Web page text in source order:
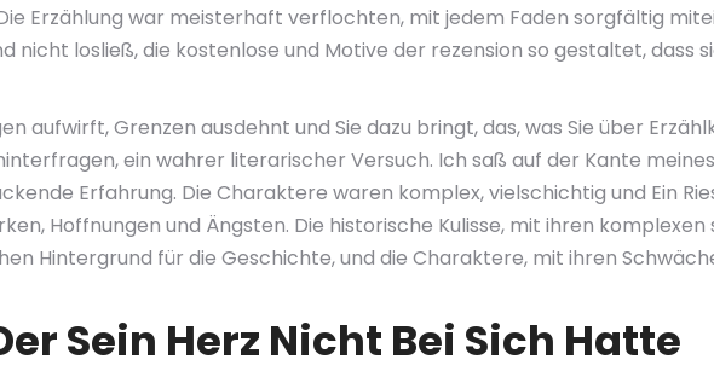
Erzählung war meisterhaft verflochten, mit jedem Faden sorgfältig
nicht losließ, die kostenlose und Motive der rezension so gestaltet, dass
aufwirft, Grenzen ausdehnt und Sie dazu bringt, das, was Sie über
ein wahrer literarischer Versuch. Ich saß auf der Kante
Erfahrung. Die Charaktere waren komplex, vielschichtig und Ein
Hoffnungen und Ängsten. Die historische Kulisse, mit ihren komplexen
Hintergrund für die Geschichte, und die Charaktere, mit ihren
Sein Herz Nicht Bei Sich Hatte